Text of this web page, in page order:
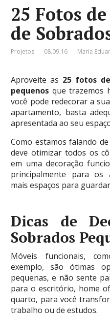
25 Fotos
de
Projetos 08.09.16 Maria
Aproveite as 25 fotos
pequenos que trazemos
você pode redecorar a
apartamento, basta
apresentada ao seu
Como estamos falando
deve otimizar todos os
em uma decoração
principalmente para os
mais espaços para
Dicas de
Sobrados
Móveis funcionais,
exemplo, são ótimas
pequenas, e não sente
para o escritório, home
quarto, para você
trabalho ou de estudos.